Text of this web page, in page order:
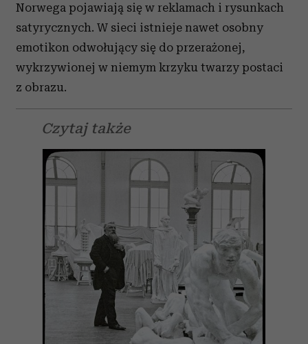
Norwega pojawiają się w reklamach i rysunkach
satyrycznych. W sieci istnieje nawet osobny
emotikon odwołujący się do przerażonej,
wykrzywionej w niemym krzyku twarzy postaci
z obrazu.
Czytaj także